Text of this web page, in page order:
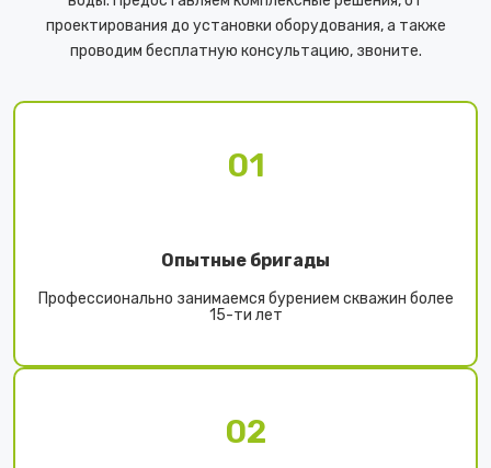
проектирования до установки оборудования, а также
проводим бесплатную консультацию, звоните.
01
Опытные бригады
Профессионально занимаемся бурением скважин более
15-ти лет
02